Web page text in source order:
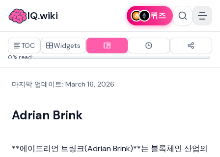
IQ.wiki 퀴즈
TOC Widgets
0% read
마지막 업데이트: March 16, 2026
Adrian Brink
**에이드리언 브링크(Adrian Brink)**는 블록체인 산업의